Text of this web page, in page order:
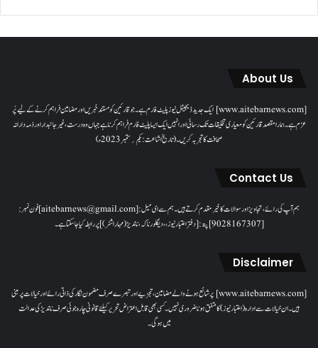
About Us
[www.aitebarnews.com] ایک جدید ڈیجیٹل نیوز پلیٹ فارم ہے۔ جو قارئین کو مستند خبریں اور مضامین فراہم کرنے کے لیے پُر
عزم ہے۔ ہمارا مقصدقارئین کو معیاری تخلیقات تک رسائی اور انہیں ایک ایسا پلیٹ فارم فراہم کرنا ہے جہاں وہ درست، غیر جانبدار اور ذمہ دارانہ
صحافت کا تجربہ کریں۔( تاریخ اشاعت : یکم؍ ستمبر 2023ء)
Contact Us
ہم آپ کی رائے، تجاویز اور سوالات کا خیرمقدم کرتے ہیں۔ ہم سےای میل: [aitebarnews@gmail.com]فون نمبر:
[9028167307]پتہ: [دفتر اعتبار نیوز، ، دیگلور ناکہ، ناندیڑ(مہاراشٹر) ] پر رابطہ کیا جاسکتا ہے۔
Disclaimer
[www.aitebarnews.com] پر شائع ہونے والے مضامین، تجزیے اور تبصرے صرف مضمون نگار کی ذاتی رائے اور خیالات پر مبنی
ہیں۔ ان خیالات سے ادارہ (اعتبار نیوز) کا متفق ہونا ضروری نہیں۔ کسی بھی قابل اعتراض تحریر کیلئے قانونی چارہ جوئی صرف ناندیڑ کی عدالت
میں ہوگی۔